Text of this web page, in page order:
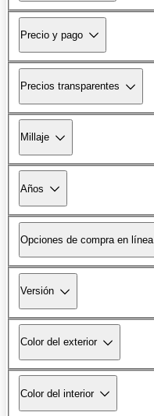
Precio y pago
Precios transparentes
Millaje
Años
Opciones de compra en línea
Versión
Color del exterior
Color del interior